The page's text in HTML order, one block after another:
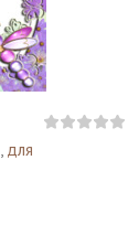
, для